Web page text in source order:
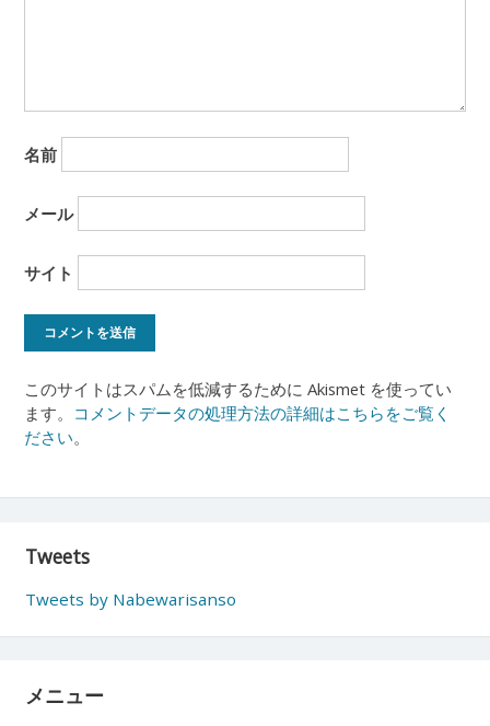
名前
メール
サイト
このサイトはスパムを低減するために Akismet を使ってい
ます。 コメントデータの処理方法の詳細はこちらをご覧く
ださい。
Tweets
Tweets by Nabewarisanso
メニュー